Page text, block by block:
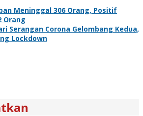
Meninggal 306 Orang, Positif
Orang
Serangan Corona Gelombang Kedua,
Lockdown